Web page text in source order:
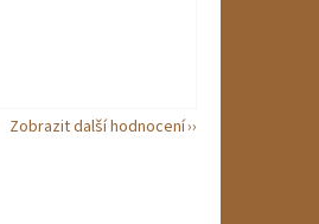
Zobrazit další hodnocení